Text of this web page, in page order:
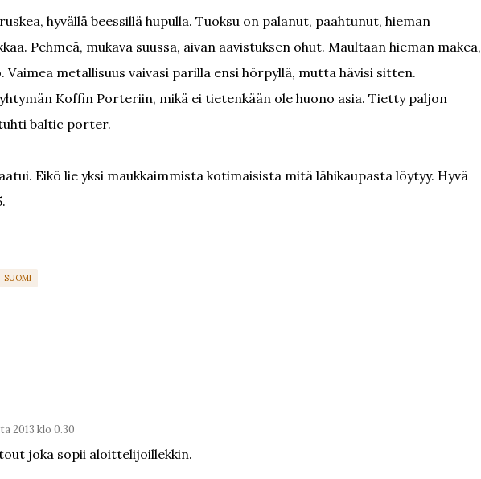
hyvällä beessillä hupulla. Tuoksu on palanut, paahtunut, hieman
Pehmeä, mukava suussa, aivan aavistuksen ohut. Maultaan hieman makea,
Vaimea metallisuus vaivasi parilla ensi hörpyllä, mutta hävisi sitten.
Koffin Porteriin, mikä ei tietenkään ole huono asia. Tietty paljon
baltic porter.
Eikö lie yksi maukkaimmista kotimaisista mitä lähikaupasta löytyy. Hyvä
SUOMI
2013 klo 0.30
joka sopii aloittelijoillekkin.